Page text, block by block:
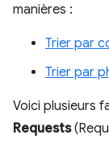
manières :
Trier par
Trier par
Voici plusieurs
Requests